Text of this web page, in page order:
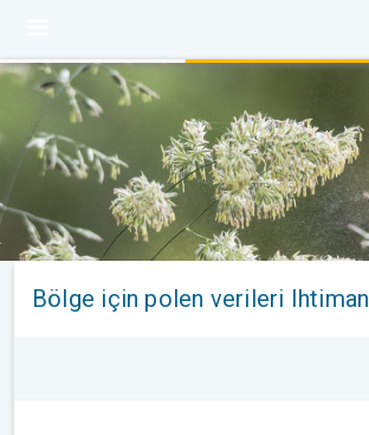
Bölge için polen verileri Ihtiman